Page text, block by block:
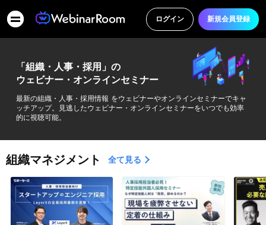
ログイン 新規会員登録
「組織・人事・採用」の
ウェビナー・オンラインセミナー
最新の組織・人事・採用情報 をウェビナーやオンラインセミナーでキャ
ッチアップ。見逃したウェビナー・オンラインセミナーをいつでも効率
的に視聴可能。
組織マネジメント 全て見る